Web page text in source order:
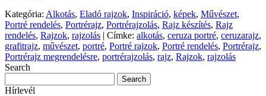
Kategória: Alkotás, Eladó rajzok, Inspiráció, képek, Művészet,
Portré rendelés, Portrérajz, Portrérajzolás, Rajz készítés, Rajz
rendelés, Rajzok, rajzolás | Címke: alkotás, ceruza portré, ceruzarajz,
grafitrajz, művészet, portré, Portré rajzok, Portré rendelés, Portrérajz,
Portrérajz megrendelésre, portrérajzolás, rajz, Rajzok, rajzolás
Search
Hírlevél